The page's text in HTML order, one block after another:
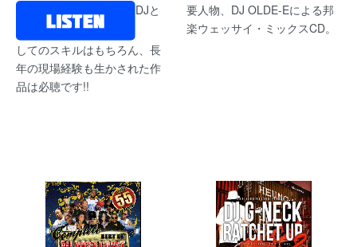
DJと
してのスキルはもちろん、長
年の現場経験も生かされた作
品は必聴です!!
要人物、DJ OLDE-Eによる邦
楽ウェッサイ・ミックスCD。